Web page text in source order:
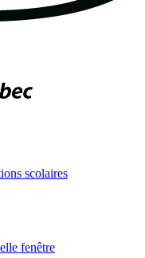
scolaires
fenêtre